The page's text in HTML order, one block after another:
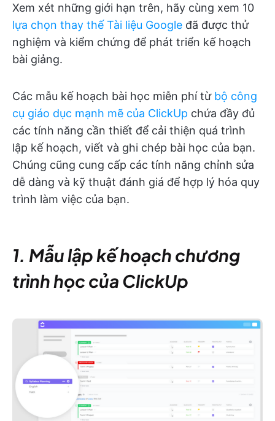
Xem xét những giới hạn trên, hãy cùng xem 10
lựa chọn thay thế Tài liệu Google đã được thử
nghiệm và kiểm chứng để phát triển kế hoạch
bài giảng.
Các mẫu kế hoạch bài học miễn phí từ bộ công
cụ giáo dục mạnh mẽ của ClickUp chứa đầy đủ
các tính năng cần thiết để cải thiện quá trình
lập kế hoạch, viết và ghi chép bài học của bạn.
Chúng cũng cung cấp các tính năng chỉnh sửa
dễ dàng và kỹ thuật đánh giá để hợp lý hóa quy
trình làm việc của bạn.
1. Mẫu lập kế hoạch chương
trình học của ClickUp